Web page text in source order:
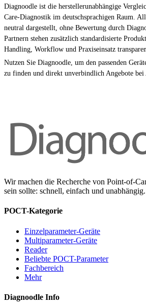
Diagnoodle ist die herstellerunabhängige
Care-Diagnostik im deutschsprachigen Raum.
neutral dargestellt, ohne Bewertung durch
Partnern stehen zusätzlich standardisierte
Handling, Workflow und Praxiseinsatz
Nutzen Sie Diagnoodle, um den passenden
zu finden und direkt unverbindlich Angebote bei
Wir machen die Recherche von Point-of-
sein sollte: schnell, einfach und unabhängig.
POCT-Kategorie
Einzelparameter-Geräte
Multiparameter-Geräte
Reader
Beliebte POCT-Parameter
Fachbereich
Mehr
Diagnoodle Info